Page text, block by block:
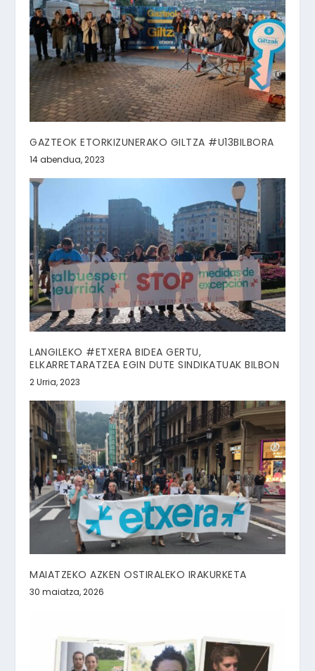
GAZTEOK ETORKIZUNERAKO GILTZA #U13BILBORA
14 abendua, 2023
LANGILEKO #ETXERA BIDEA GERTU,
ELKARRETARATZEA EGIN DUTE SINDIKATUAK BILBON
2 Urria, 2023
MAIATZEKO AZKEN OSTIRALEKO IRAKURKETA
30 maiatza, 2026